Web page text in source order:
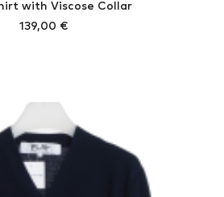
with Viscose Collar
139,00 €